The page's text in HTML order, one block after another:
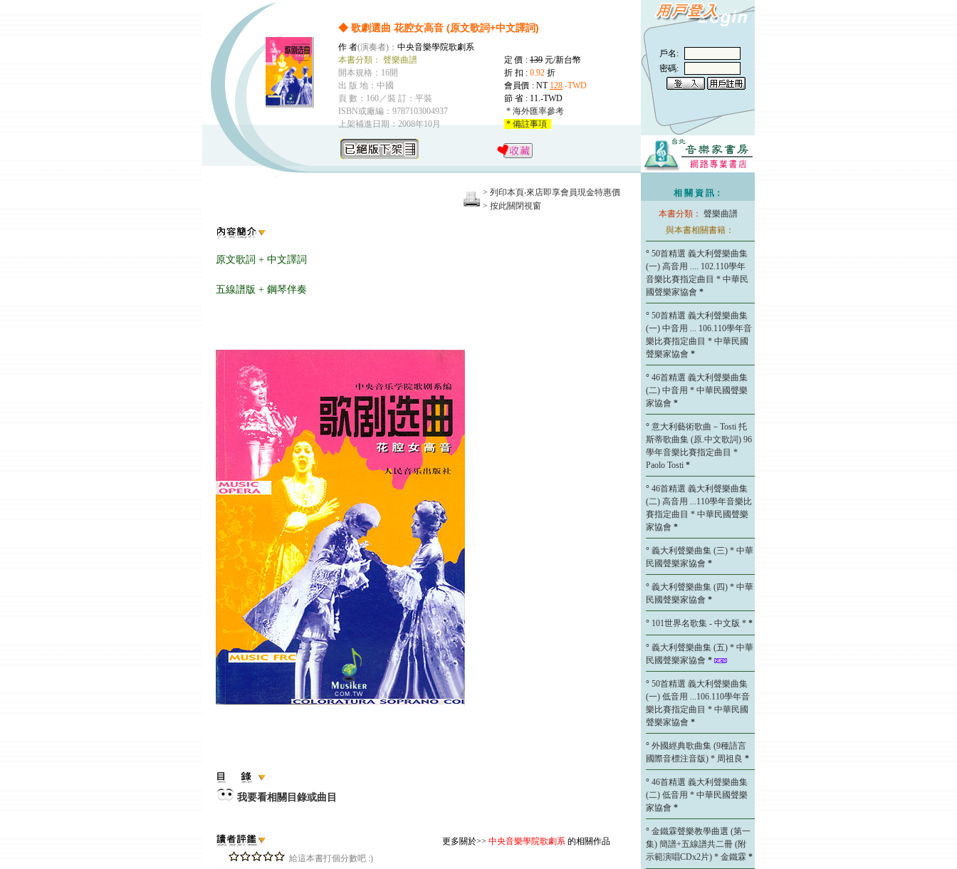
◆ 歌劇選曲 花腔女高音 (原文歌詞+中文譯詞)
作 者(演奏者)： 中央音樂學院歌劇系
本書分類： 聲樂曲譜 定 價 : 139 元/新台幣
開本規格：16開
折 扣 : 0.92 折
出 版 地：中國
會員價 : NT 128.-TWD
頁 數：160／裝 訂：平裝
節 省 : 11.-TWD
ISBN或廠編：9787103004937
* 海外匯率參考
上架補進日期：2008年10月
* 備註事項
> 列印本頁‧來店即享會員現金特惠價
> 按此關閉視窗
原文歌詞 + 中文譯詞
五線譜版 + 鋼琴伴奏
我要看相關目錄或曲目
更多關於>> 中央音樂學院歌劇系的相關作品
給這本書打個分數吧 :)
戶名:
密碼:
相 關 資 訊：
本書分類： 聲樂曲譜
與本書相關書籍：
° 50首精選 義大利聲樂曲集
(一) 高音用 .... 102.110學年
音樂比賽指定曲目 * 中華民
國聲樂家協會 *
° 50首精選 義大利聲樂曲集
(一) 中音用 ... 106.110學年音
樂比賽指定曲目 * 中華民國
聲樂家協會 *
° 46首精選 義大利聲樂曲集
(二) 中音用 * 中華民國聲樂
家協會 *
° 意大利藝術歌曲－Tosti 托
斯蒂歌曲集 (原.中文歌詞) 96
學年音樂比賽指定曲目 *
Paolo Tosti *
° 46首精選 義大利聲樂曲集
(二) 高音用 ...110學年音樂比
賽指定曲目 * 中華民國聲樂
家協會 *
° 義大利聲樂曲集 (三) * 中華
民國聲樂家協會 *
° 義大利聲樂曲集 (四) * 中華
民國聲樂家協會 *
° 101世界名歌集 - 中文版 * *
° 義大利聲樂曲集 (五) * 中華
民國聲樂家協會 *
° 50首精選 義大利聲樂曲集
(一) 低音用 ...106.110學年音
樂比賽指定曲目 * 中華民國
聲樂家協會 *
° 外國經典歌曲集 (9種語言
國際音標注音版) * 周祖良 *
° 46首精選 義大利聲樂曲集
(二) 低音用 * 中華民國聲樂
家協會 *
° 金鐵霖聲樂教學曲選 (第一
集) 簡譜+五線譜共二冊 (附
示範演唱CDx2片) * 金鐵霖 *